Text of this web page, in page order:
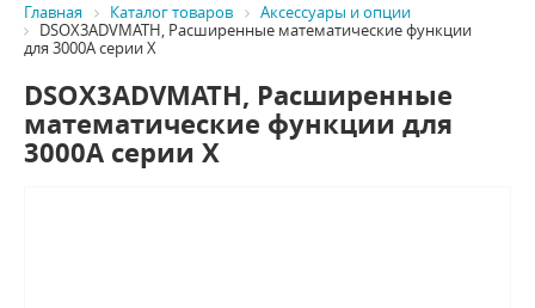
Главная Каталог товаров
Аксессуары и опции
DSOX3ADVMATH, Расширенные математические функции
для 3000A серии X
DSOX3ADVMATH, Расширенные
математические функции для
3000A серии X